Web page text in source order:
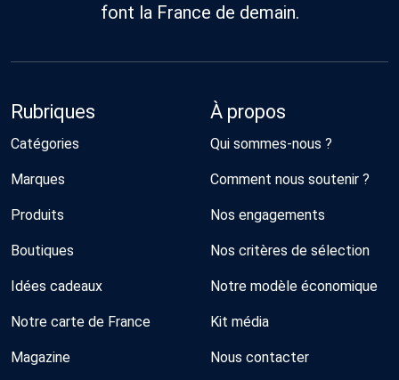
font la France de demain.
Rubriques
Catégories
Marques
Produits
Boutiques
Idées cadeaux
Notre carte de France
Magazine
À propos
Qui sommes-nous ?
Comment nous soutenir ?
Nos engagements
Nos critères de sélection
Notre modèle économique
Kit média
Nous contacter